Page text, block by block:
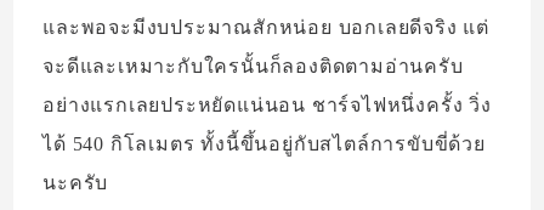
และพอจะมีงบประมาณสักหน่อย บอกเลยดีจริง แต่
จะดีและเหมาะกับใครนั้นก็ลองติดตามอ่านครับ
อย่างแรกเลยประหยัดแน่นอน ชาร์จไฟหนึ่งครั้ง วิ่ง
ได้ 540 กิโลเมตร ทั้งนี้ขึ้นอยู่กับสไตล์การขับขี่ด้วย
นะครับ